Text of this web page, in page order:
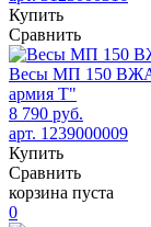
Купить
Сравнить
Весы МП 150 ВЖА
армия Т"
8 790 руб.
арт. 1239000009
Купить
Сравнить
корзина пуста
0